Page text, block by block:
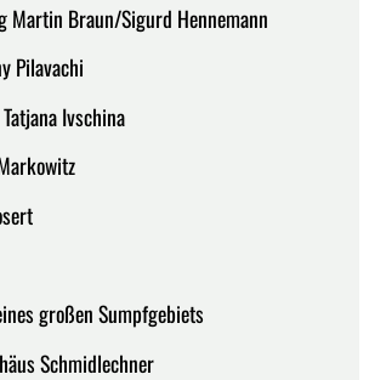
Martin Braun/Sigurd Hennemann
Pilavachi
Ivschina
großen Sumpfgebiets
Schmidlechner